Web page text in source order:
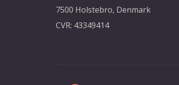
7500 Holstebro, Denmark
CVR: 43349414